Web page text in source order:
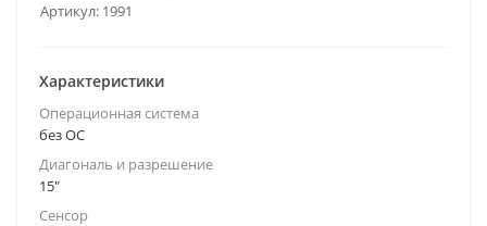
Артикул: 1991
Характеристики
Операционная система
без ОС
Диагональ и разрешение
15"
Сенсор